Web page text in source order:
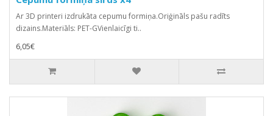
Ar 3D printeri izdrukāta cepumu formiņa.Oriģināls pašu radīts
dizains.Materiāls: PET-GVienlaicīgi ti..
6,05€